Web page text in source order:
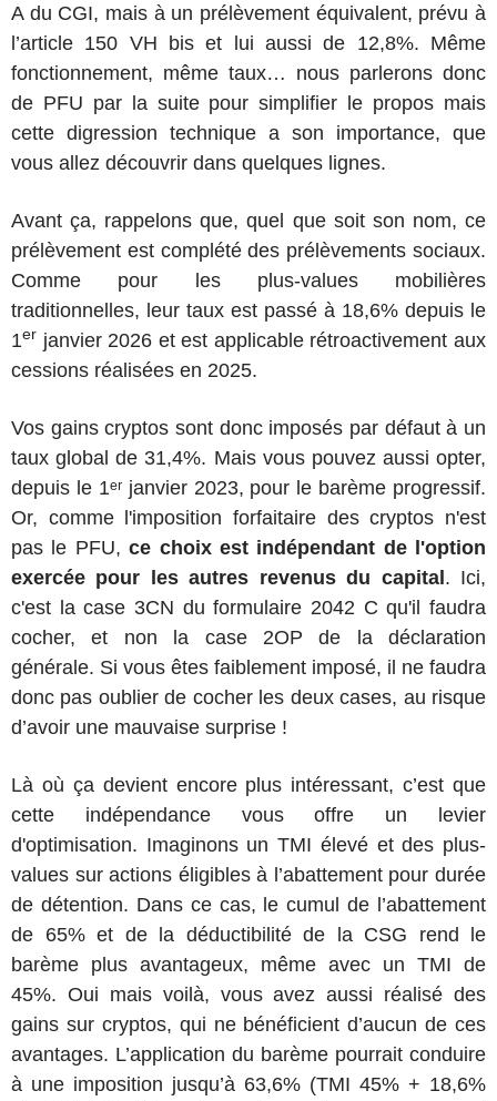
A du CGI, mais à un prélèvement équivalent, prévu à
l’article 150 VH bis et lui aussi de 12,8%. Même
fonctionnement, même taux… nous parlerons donc
de PFU par la suite pour simplifier le propos mais
cette digression technique a son importance, que
vous allez découvrir dans quelques lignes.
Avant ça, rappelons que, quel que soit son nom, ce
prélèvement est complété des prélèvements sociaux.
Comme pour les plus-values mobilières
traditionnelles, leur taux est passé à 18,6% depuis le
1er janvier 2026 et est applicable rétroactivement aux
cessions réalisées en 2025.
Vos gains cryptos sont donc imposés par défaut à un
taux global de 31,4%. Mais vous pouvez aussi opter,
depuis le 1ᵉʳ janvier 2023, pour le barème progressif.
Or, comme l'imposition forfaitaire des cryptos n'est
pas le PFU,ce choix est indépendant de l'option
exercée pour les autres revenus du capital. Ici,
c'est la case 3CN du formulaire 2042 C qu'il faudra
cocher, et non la case 2OP de la déclaration
générale. Si vous êtes faiblement imposé, il ne faudra
donc pas oublier de cocher les deux cases, au risque
d’avoir une mauvaise surprise !
Là où ça devient encore plus intéressant, c’est que
cette indépendance vous offre un levier
d'optimisation. Imaginons un TMI élevé et des plus-
values sur actions éligibles à l’abattement pour durée
de détention. Dans ce cas, le cumul de l’abattement
de 65% et de la déductibilité de la CSG rend le
barème plus avantageux, même avec un TMI de
45%. Oui mais voilà, vous avez aussi réalisé des
gains sur cryptos, qui ne bénéficient d’aucun de ces
avantages. L’application du barème pourrait conduire
à une imposition jusqu’à 63,6% (TMI 45% + 18,6%